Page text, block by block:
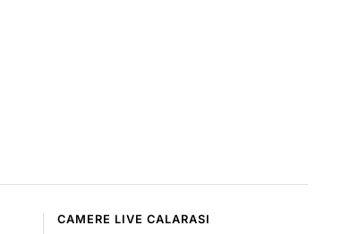
CAMERE LIVE CALARASI